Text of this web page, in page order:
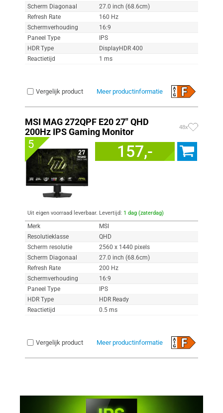
Scherm Diagonaal
27.0 inch (68.6cm)
Refresh Rate
160 Hz
Schermverhouding
16:9
Paneel Type
IPS
HDR Type
DisplayHDR 400
Reactietijd
1 ms
Vergelijk product Meer productinformatie
MSI MAG 272QPF E20 27" QHD
200Hz IPS Gaming Monitor
48x
5 157,-
Uit eigen voorraad leverbaar. Levertijd: 1 dag (zaterdag)
Merk
MSI
Resolutieklasse
QHD
Scherm resolutie
2560 x 1440 pixels
Scherm Diagonaal
27.0 inch (68.6cm)
Refresh Rate
200 Hz
Schermverhouding
16:9
Paneel Type
IPS
HDR Type
HDR Ready
Reactietijd
0.5 ms
Vergelijk product Meer productinformatie